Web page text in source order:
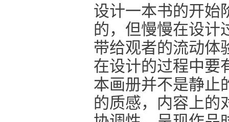
设计一本书的开始
的，但慢慢在设计
带给观者的流动体
在设计的过程中要
本画册并不是静止
的质感，内容上的